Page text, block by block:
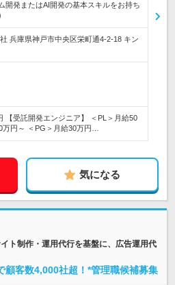
開発またはAI開発の基本スキルをお持ち
兵庫県神戸市中央区栄町通4-2-18 キン
【受託開発エンジニア】 ＜PL＞月給50
円～ ＜PG＞月給30万円…
気になる
ト制作・運用代行を基盤に、広告運用代
顧客数4,000社超！*管理職候補募集